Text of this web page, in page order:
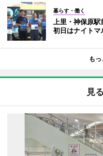
暮らす・働く
上里・神保原
初日はナイトマ
も
見